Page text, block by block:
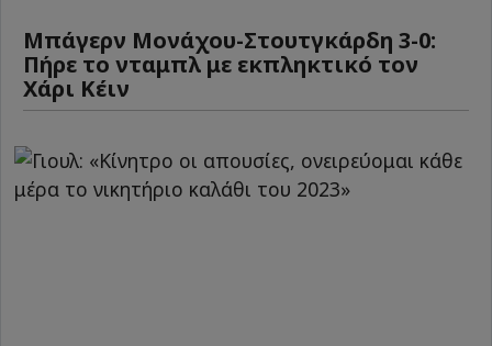
Μπάγερν Μονάχου-Στουτγκάρδη 3-0:
Πήρε το νταμπλ με εκπληκτικό τον
Χάρι Κέιν